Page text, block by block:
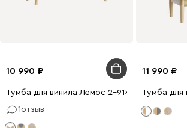
10 990
Тумба для винила Лемос 2-91x62 Белый
1отзыв
11 990
Тумба для